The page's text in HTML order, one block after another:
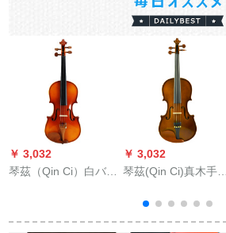
￥ 3,032
琴茲（Qin Ci）白バイ
の児童試験級ベイオ
￥ 3,032
琴茲(Qin Ci)真木手作
初心者入力レベル実
験演奏器3/4身長140